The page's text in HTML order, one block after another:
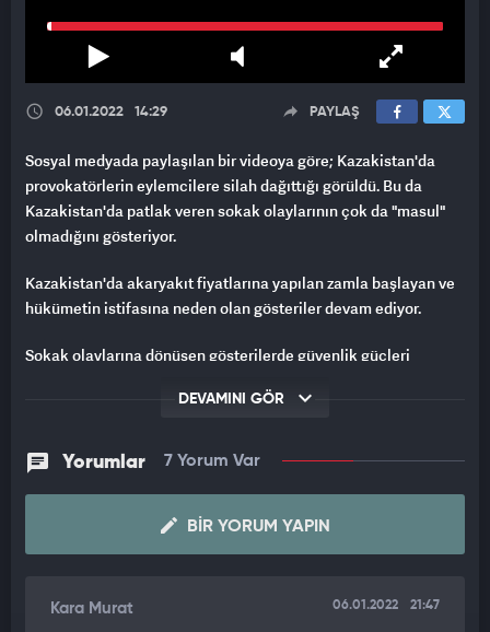
06.01.2022 14:29 PAYLAŞ
Sosyal medyada paylaşılan bir videoya göre; Kazakistan'da
provokatörlerin eylemcilere silah dağıttığı görüldü. Bu da
Kazakistan'da patlak veren sokak olaylarının çok da "masul"
olmadığını gösteriyor.
Kazakistan'da akaryakıt fiyatlarına yapılan zamla başlayan ve
hükümetin istifasına neden olan gösteriler devam ediyor.
Sokak olaylarına dönüşen gösterilerde güvenlik güçleri
protestoculara, güvenlik güçleri müdahalede bulunuyor.
CUMHURBAŞKANI 'YABANCI PROVOKATÖRLERE' İŞARET ETTİ
nedeniyle "yabancı provokatörlere" işaret etti.
DEVAMINI GÖR
Yorumlar 7 Yorum Var
BIR YORUM YAPIN
Kara Murat 06.01.2022 21:47